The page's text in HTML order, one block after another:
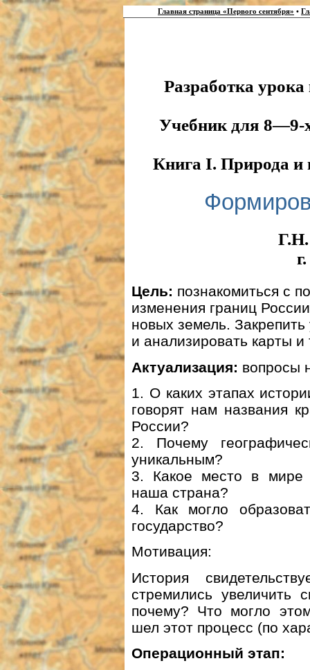
Главная страница «Первого сентября» •
Разработка
Учебник для 8—9-
Книга I. Природа и
Цель: познакомиться с
изменения границ
новых земель. Закрепить
и анализировать карты и
Актуализация: вопросы
1. О каких этапах
говорят нам названия
России?
2. Почему
уникальным?
3. Какое место в мире
наша страна?
4. Кaк могло
государство?
Мотивация:
История
стремились увеличить
почему? Что могло
шел этот процесс (по
Операционный этап: